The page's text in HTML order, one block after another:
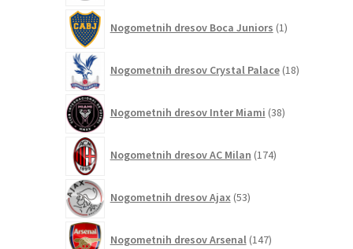
Nogometnih dresov Boca Juniors 1izdelek
Nogometnih dresov Crystal Palace 18izdelkov
Nogometnih dresov Inter Miami 38izdelkov
Nogometnih dresov AC Milan 174izdelkov
Nogometnih dresov Ajax 53izdelkov
Nogometnih dresov Arsenal 147